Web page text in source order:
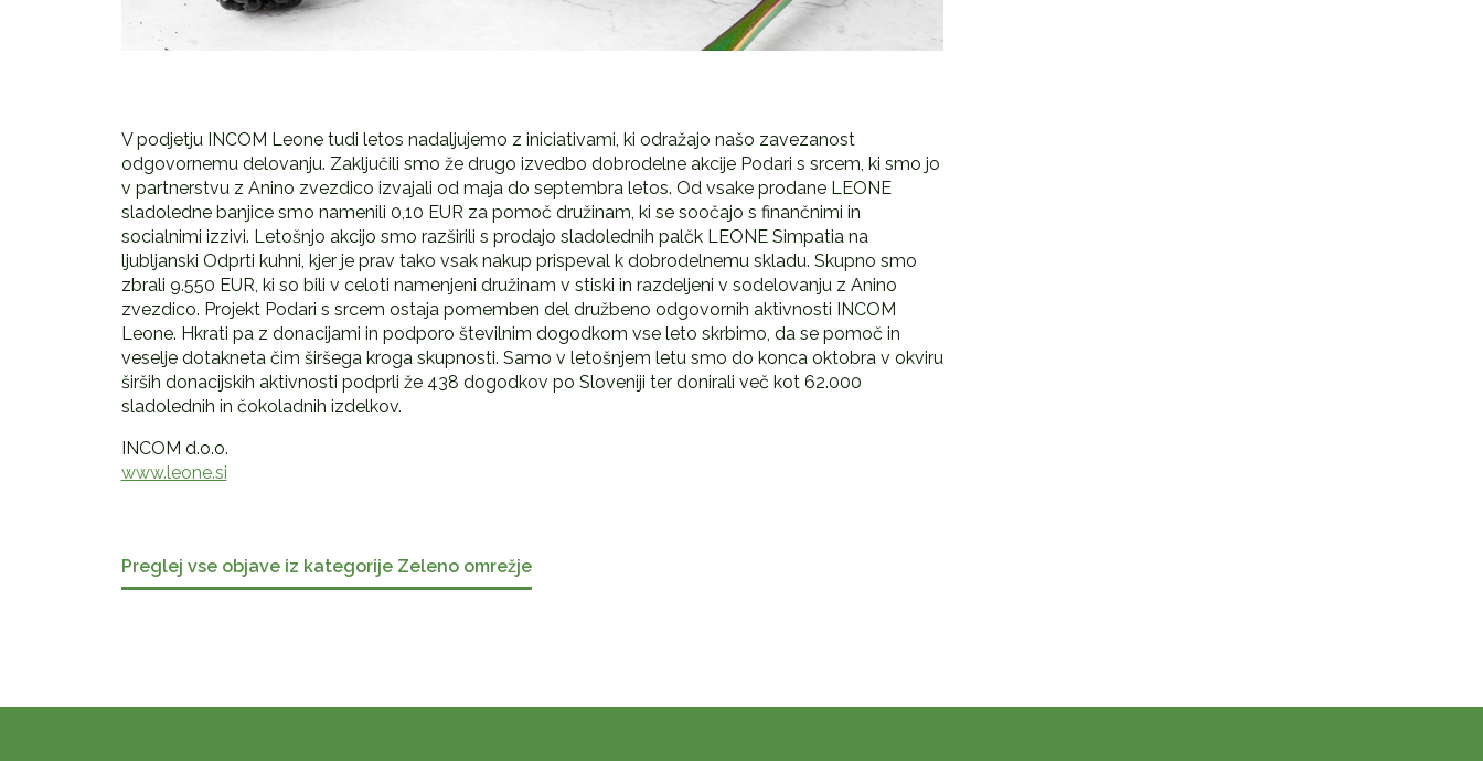
V podjetju INCOM Leone tudi letos nadaljujemo z iniciativami, ki odražajo našo zavezanost
odgovornemu delovanju. Zaključili smo že drugo izvedbo dobrodelne akcije Podari s srcem, ki smo jo
v partnerstvu z Anino zvezdico izvajali od maja do septembra letos. Od vsake prodane LEONE
sladoledne banjice smo namenili 0,10 EUR za pomoč družinam, ki se soočajo s finančnimi in
socialnimi izzivi. Letošnjo akcijo smo razširili s prodajo sladolednih palčk LEONE Simpatia na
ljubljanski Odprti kuhni, kjer je prav tako vsak nakup prispeval k dobrodelnemu skladu. Skupno smo
zbrali 9.550 EUR, ki so bili v celoti namenjeni družinam v stiski in razdeljeni v sodelovanju z Anino
zvezdico. Projekt Podari s srcem ostaja pomemben del družbeno odgovornih aktivnosti INCOM
Leone. Hkrati pa z donacijami in podporo številnim dogodkom vse leto skrbimo, da se pomoč in
veselje dotakneta čim širšega kroga skupnosti. Samo v letošnjem letu smo do konca oktobra v okviru
širših donacijskih aktivnosti podprli že 438 dogodkov po Sloveniji ter donirali več kot 62.000
sladolednih in čokoladnih izdelkov.
INCOM d.o.o.
www.leone.si
Preglej vse objave iz kategorije Zeleno omrežje